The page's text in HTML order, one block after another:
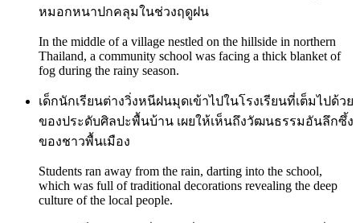
หมอกหนาปกคลุมในช่วงฤดูฝน
In the middle of a village nestled on the hillside in northern
Thailand, a community school was facing a thick blanket of
fog during the rainy season.
เด็กนักเรียนต่างวิ่งหนีฝนมุดเข้าไปในโรงเรียนที่เต็มไปด้วย
ของประดับศิลปะพื้นบ้าน เผยให้เห็นถึงวัฒนธรรมอันลึกซึ้ง
ของชาวพื้นเมือง
Students ran away from the rain, darting into the school,
which was full of traditional decorations revealing the deep
culture of the local people.